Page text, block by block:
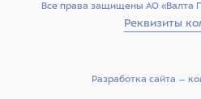
Все права защищены АО «Валта
Реквизиты
Разработка сайта –­